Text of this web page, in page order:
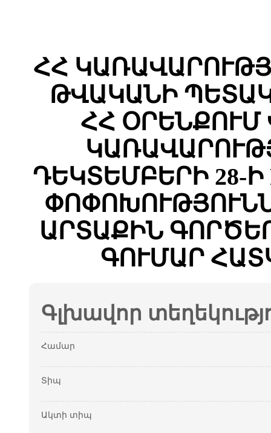
ՀՀ
ԹՎԱԿԱՆԻ
ՀՀ
ԴԵԿՏԵՄԲԵՐԻ 28-Ի
ԱՐՏԱՔԻՆ
ԳՈՒՄԱՐ
Գլխավոր
Համար
Տիպ
Ակտի տիպ